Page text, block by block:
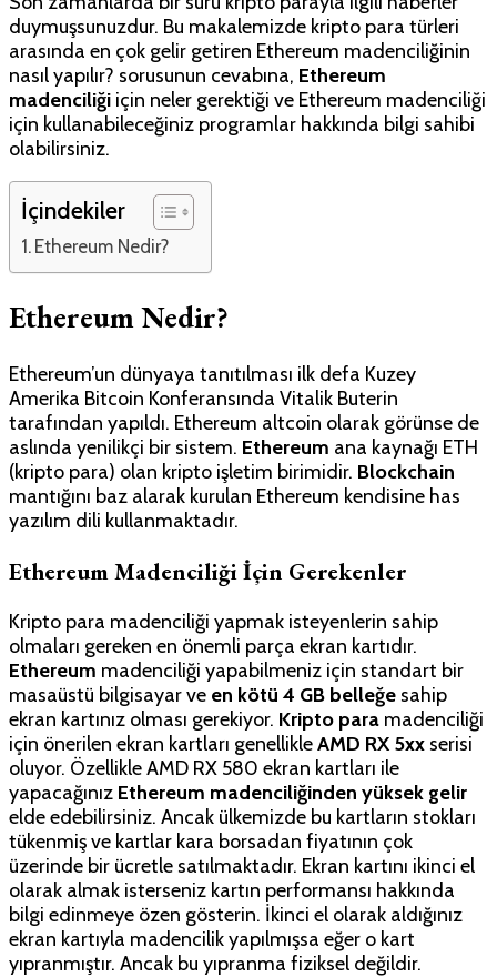
Nedir?
Nasıl
Yapılır?
için
duymuşsunuzdur. Bu makalemizde kripto para türleri
arasında en çok gelir getiren Ethereum madenciliğinin
nasıl yapılır? sorusunun cevabına, Ethereum
madenciliği için neler gerektiği ve Ethereum madenciliği
için kullanabileceğiniz programlar hakkında bilgi sahibi
olabilirsiniz.
İçindekiler
Ethereum Nedir?
Ethereum Nedir?
Ethereum’un dünyaya tanıtılması ilk defa Kuzey
Amerika Bitcoin Konferansında Vitalik Buterin
tarafından yapıldı. Ethereum altcoin olarak görünse de
aslında yenilikçi bir sistem. Ethereum ana kaynağı ETH
(kripto para) olan kripto işletim birimidir. Blockchain
mantığını baz alarak kurulan Ethereum kendisine has
yazılım dili kullanmaktadır.
Ethereum Madenciliği İçin Gerekenler
Kripto para madenciliği yapmak isteyenlerin sahip
olmaları gereken en önemli parça ekran kartıdır.
Ethereum madenciliği yapabilmeniz için standart bir
masaüstü bilgisayar ve en kötü 4 GB belleğe sahip
ekran kartınız olması gerekiyor. Kripto para madenciliği
için önerilen ekran kartları genellikleAMD RX 5xx serisi
oluyor. Özellikle AMD RX 580 ekran kartları ile
yapacağınız Ethereum madenciliğinden yüksek gelir
elde edebilirsiniz. Ancak ülkemizde bu kartların stokları
tükenmiş ve kartlar kara borsadan fiyatının çok
üzerinde bir ücretle satılmaktadır. Ekran kartını ikinci el
olarak almak isterseniz kartın performansı hakkında
bilgi edinmeye özen gösterin. İkinci el olarak aldığınız
ekran kartıyla madencilik yapılmışsa eğer o kart
yıpranmıştır. Ancak bu yıpranma fiziksel değildir.